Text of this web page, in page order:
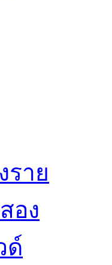
ราย
อง
ด์